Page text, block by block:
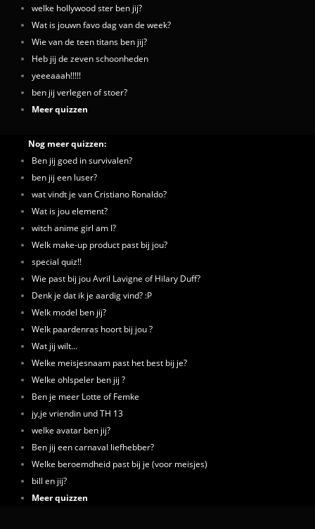
welke hollywood ster ben jij?
Wat is jouwn favo dag van de week?
Wie van de teen titans ben jij?
Heb jij de zeven schoonheden
yeeeaaah!!!!!
ben jij verlegen of stoer?
Meer quizzen
Nog meer quizzen:
Ben jij goed in survivalen?
ben jij een luser?
wat vindt je van Cristiano Ronaldo?
Wat is jou element?
witch anime girl am I?
Welk make-up product past bij jou?
special quiz!!
Wie past bij jou Avril Lavigne of Hilary Duff?
Denk je dat ik je aardig vind? :P
Welk model ben jij?
Welk paardenras hoort bij jou ?
Wat jij wilt...
Welke meisjesnaam past het best bij je?
Welke ohlspeler ben jij ?
Ben je meer Lotte of Femke
jy,je vriendin und TH 13
welke avatar ben jij?
Ben jij een carnaval liefhebber?
Welke beroemdheid past bij je (voor meisjes)
bill en jij?
Meer quizzen